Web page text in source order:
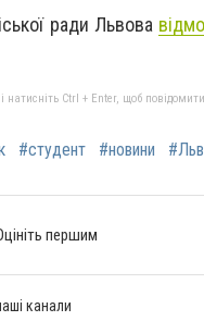
ради Львова
Ctrl + Enter, щоб
#студент #новини
першим
канали